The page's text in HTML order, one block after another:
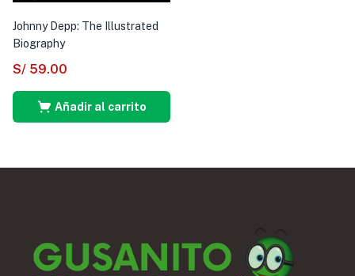
Johnny Depp: The Illustrated
Biography
S/ 59.00
Añadir al carrito